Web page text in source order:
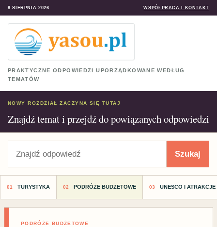
8 SIERPNIA 2026 WSPÓŁPRACA I KONTAKT
PRAKTYCZNE ODPOWIEDZI UPORZĄDKOWANE WEDŁUG
TEMATÓW
NOWY ROZDZIAŁ ZACZYNA SIĘ TUTAJ
Znajdź temat i przejdź do powiązanych odpowiedzi
Szukaj
TURYSTYKA PODRÓŻE BUDŻETOWE UNESCO I
PODRÓŻE BUDŻETOWE